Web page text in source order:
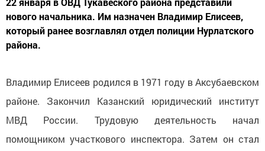
нового начальника. Им назначен Владимир Елисеев,
который ранее возглавлял отдел полиции Нурлатского
района.
Владимир Елисеев родился в 1971 году в Аксубаевском
районе. Закончил Казанский юридический институт
МВД России. Трудовую деятельность начал
помощником участкового инспектора. Затем он стал